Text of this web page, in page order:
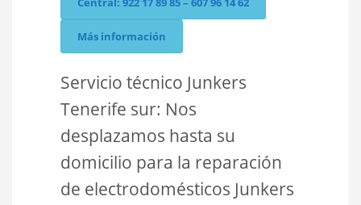
Más información
Servicio técnico Junkers
Tenerife sur: Nos
desplazamos hasta su
domicilio para la reparación
de electrodomésticos Junkers